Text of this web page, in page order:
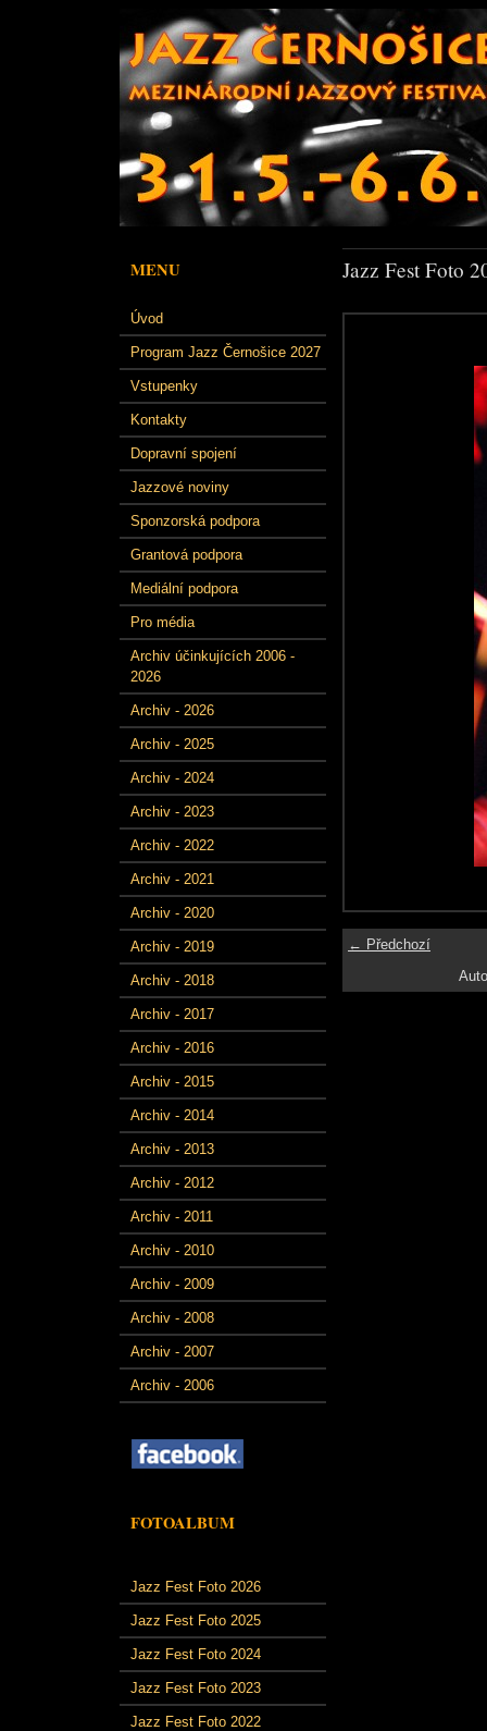
MENU
Úvod
Program Jazz Černošice 2027
Vstupenky
Kontakty
Dopravní spojení
Jazzové noviny
Sponzorská podpora
Grantová podpora
Mediální podpora
Pro média
Archiv účinkujících 2006 -
2026
Archiv - 2026
Archiv - 2025
Archiv - 2024
Archiv - 2023
Archiv - 2022
Archiv - 2021
Archiv - 2020
Archiv - 2019
Archiv - 2018
Archiv - 2017
Archiv - 2016
Archiv - 2015
Archiv - 2014
Archiv - 2013
Archiv - 2012
Archiv - 2011
Archiv - 2010
Archiv - 2009
Archiv - 2008
Archiv - 2007
Archiv - 2006
FOTOALBUM
Jazz Fest Foto 2026
Jazz Fest Foto 2025
Jazz Fest Foto 2024
Jazz Fest Foto 2023
Jazz Fest Foto 2022
Jazz Fest Foto
← Předchozí